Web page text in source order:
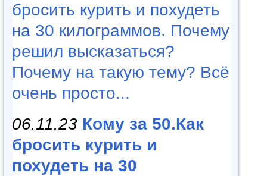
бросить курить и похудеть
на 30 килограммов. Почему
решил высказаться?
Почему на такую тему? Всё
очень просто...
06.11.23 Кому за 50.Как
бросить курить и
похудеть на 30